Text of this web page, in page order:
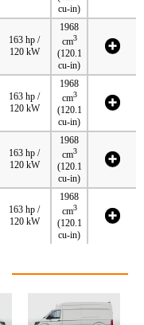
cu-in)
163 hp /
120 kW
1968
cm3
(120.1
cu-in)
163 hp /
120 kW
1968
cm3
(120.1
cu-in)
163 hp /
120 kW
1968
cm3
(120.1
cu-in)
163 hp /
120 kW
1968
cm3
(120.1
cu-in)